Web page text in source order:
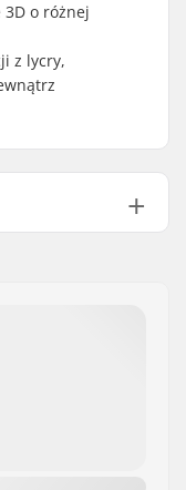
o różnej
z lycry,